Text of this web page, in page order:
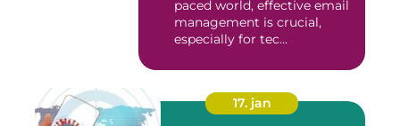
paced world, effective email
management is crucial,
especially for tec...
17. jan